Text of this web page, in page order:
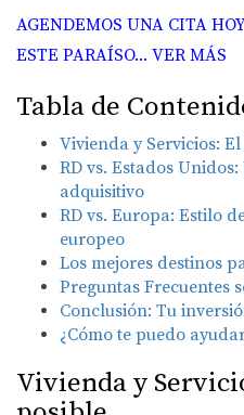
AGENDEMOS UNA CITA
ESTE PARAÍSO... VER MÁS
Tabla de
Vivienda y Servicios:
RD vs. Estados
adquisitivo
RD vs. Europa: Estilo
europeo
Los mejores destinos
Preguntas Frecuentes
Conclusión: Tu
¿Cómo te puedo
Vivienda y